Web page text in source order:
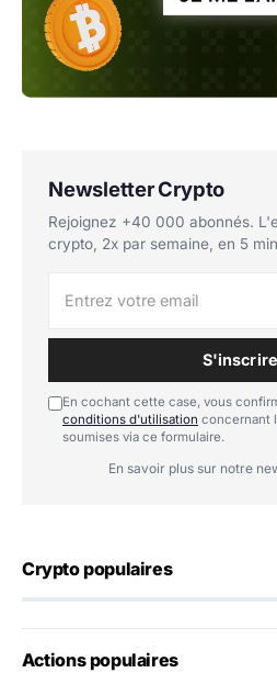
Newsletter Crypto
Rejoignez +40 000 abonnés.
crypto, 2x par semaine, en 5
S'inscrire
En cochant cette case, vous
conditions d'utilisation concernant
soumises via ce formulaire.
En savoir plus sur notre
Crypto populaires
Actions populaires